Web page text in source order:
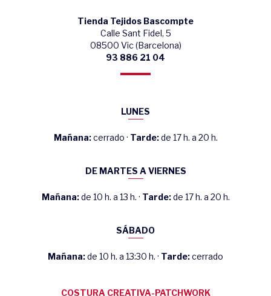
Tienda Tejidos Bascompte
Calle Sant Fidel, 5
08500 Vic (Barcelona)
93 886 21 04
LUNES
Mañana:cerrado · Tarde:de 17 h. a 20 h.
DE MARTES A VIERNES
Mañana:de 10 h. a 13 h. · Tarde:de 17 h. a 20 h.
SÁBADO
Mañana:de 10 h. a 13:30 h. · Tarde:cerrado
COSTURA CREATIVA-PATCHWORK